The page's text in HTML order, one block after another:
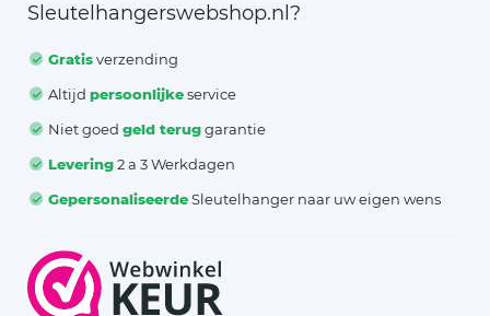
Sleutelhangerswebshop.nl?
Gratisverzending
Altijdpersoonlijkeservice
Niet goedgeld teruggarantie
Levering2 a 3 Werkdagen
GepersonaliseerdeSleutelhanger naar uw eigen wens